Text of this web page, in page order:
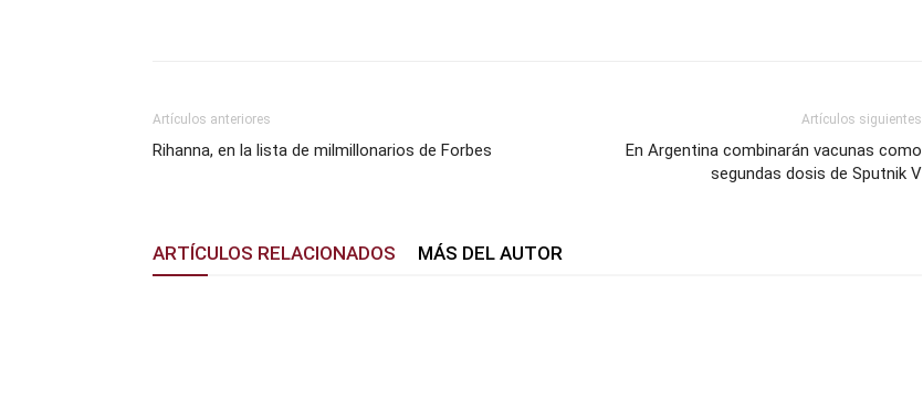
Artículos anteriores
Rihanna, en la lista de milmillonarios de Forbes
Artículos siguientes
En Argentina combinarán vacunas como
segundas dosis de Sputnik V
ARTÍCULOS RELACIONADOS MÁS DEL AUTOR